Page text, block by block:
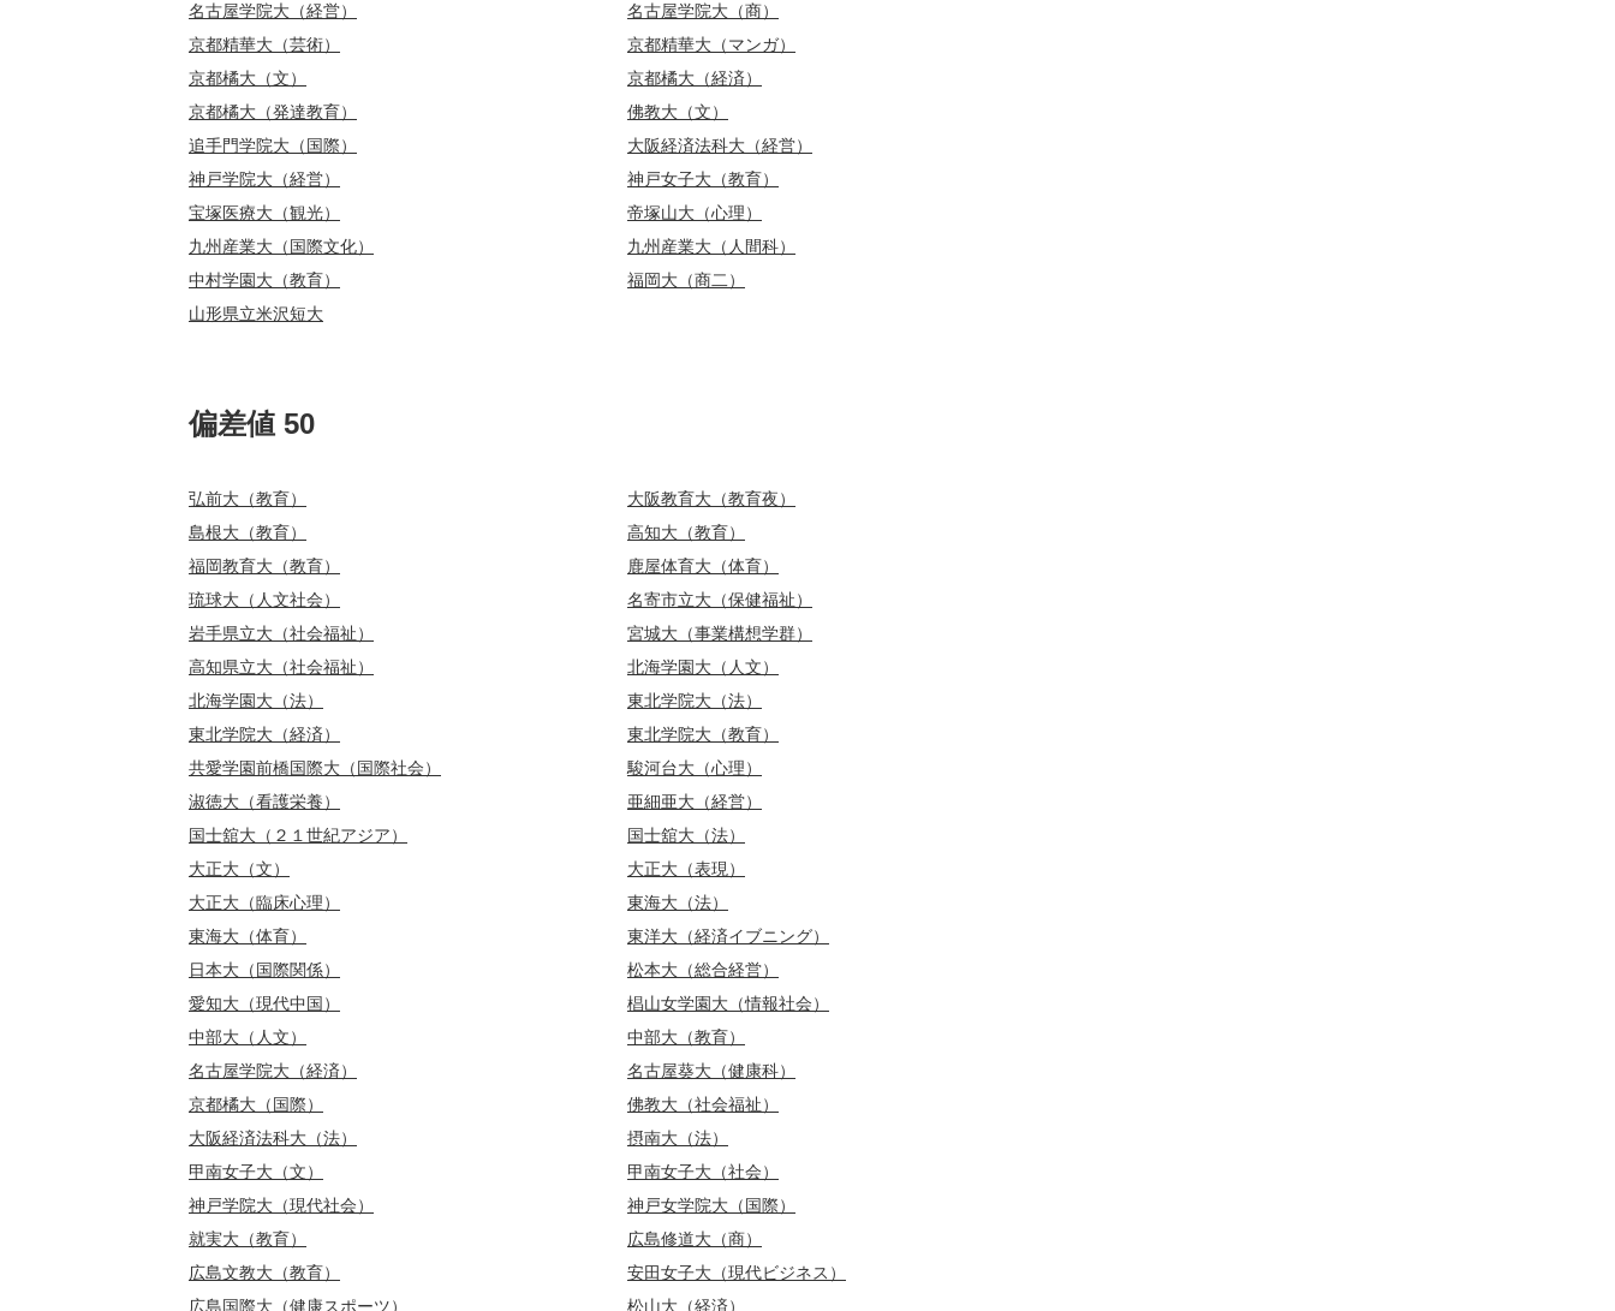
名古屋学院大（経営）
名古屋学院大（商）
京都精華大（芸術）
京都精華大（マンガ）
京都橘大（文）
京都橘大（経済）
京都橘大（発達教育）
佛教大（文）
追手門学院大（国際）
大阪経済法科大（経営）
神戸学院大（経営）
神戸女子大（教育）
宝塚医療大（観光）
帝塚山大（心理）
九州産業大（国際文化）
九州産業大（人間科）
中村学園大（教育）
福岡大（商二）
山形県立米沢短大
偏差値 50
弘前大（教育）
大阪教育大（教育夜）
島根大（教育）
高知大（教育）
福岡教育大（教育）
鹿屋体育大（体育）
琉球大（人文社会）
名寄市立大（保健福祉）
岩手県立大（社会福祉）
宮城大（事業構想学群）
高知県立大（社会福祉）
北海学園大（人文）
北海学園大（法）
東北学院大（法）
東北学院大（経済）
東北学院大（教育）
共愛学園前橋国際大（国際社会）
駿河台大（心理）
淑徳大（看護栄養）
亜細亜大（経営）
国士舘大（２１世紀アジア）
国士舘大（法）
大正大（文）
大正大（表現）
大正大（臨床心理）
東海大（法）
東海大（体育）
東洋大（経済イブニング）
日本大（国際関係）
松本大（総合経営）
愛知大（現代中国）
椙山女学園大（情報社会）
中部大（人文）
中部大（教育）
名古屋学院大（経済）
名古屋葵大（健康科）
京都橘大（国際）
佛教大（社会福祉）
大阪経済法科大（法）
摂南大（法）
甲南女子大（文）
甲南女子大（社会）
神戸学院大（現代社会）
神戸女学院大（国際）
就実大（教育）
広島修道大（商）
広島文教大（教育）
安田女子大（現代ビジネス）
広島国際大（健康スポーツ）
松山大（経済）